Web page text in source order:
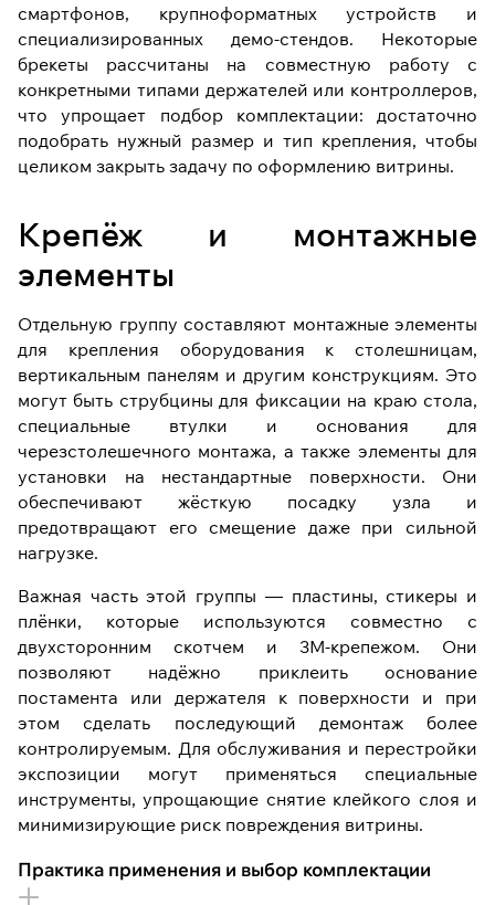
смартфонов, крупноформатных устройств и
специализированных демо-стендов. Некоторые
брекеты рассчитаны на совместную работу с
конкретными типами держателей или контроллеров,
что упрощает подбор комплектации: достаточно
подобрать нужный размер и тип крепления, чтобы
целиком закрыть задачу по оформлению витрины.
Крепёж и монтажные
элементы
Отдельную группу составляют монтажные элементы
для крепления оборудования к столешницам,
вертикальным панелям и другим конструкциям. Это
могут быть струбцины для фиксации на краю стола,
специальные втулки и основания для
черезстолешечного монтажа, а также элементы для
установки на нестандартные поверхности. Они
обеспечивают жёсткую посадку узла и
предотвращают его смещение даже при сильной
нагрузке.
Важная часть этой группы — пластины, стикеры и
плёнки, которые используются совместно с
двухсторонним скотчем и 3M-крепежом. Они
позволяют надёжно приклеить основание
постамента или держателя к поверхности и при
этом сделать последующий демонтаж более
контролируемым. Для обслуживания и перестройки
экспозиции могут применяться специальные
инструменты, упрощающие снятие клейкого слоя и
минимизирующие риск повреждения витрины.
Практика применения и выбор комплектации